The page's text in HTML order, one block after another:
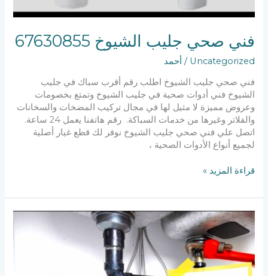
فني صحي جليب الشيوخ 67630855
Uncategorized
/ أحمد
فني صحي جليب الشيوخ اطلب رقم أقرب سباك في جليب
الشيوخ فني أدوات صحية في جليب الشيوخ وتمتع بخصومات
وعروض مميزة لا مثيل لها في مجال تركيب المضخات والسخانات
والفلاتر وغيرها من خدمات السباكة. رقم هاتفنا يعمل 24 ساعة.
اتصل علي فني صحي جليب الشيوخ نوفر لك قطع غيار أصلية
لجميع أنواع الأدوات الصحية ،
قراءة المزيد »
سباك
الكويت
67630855